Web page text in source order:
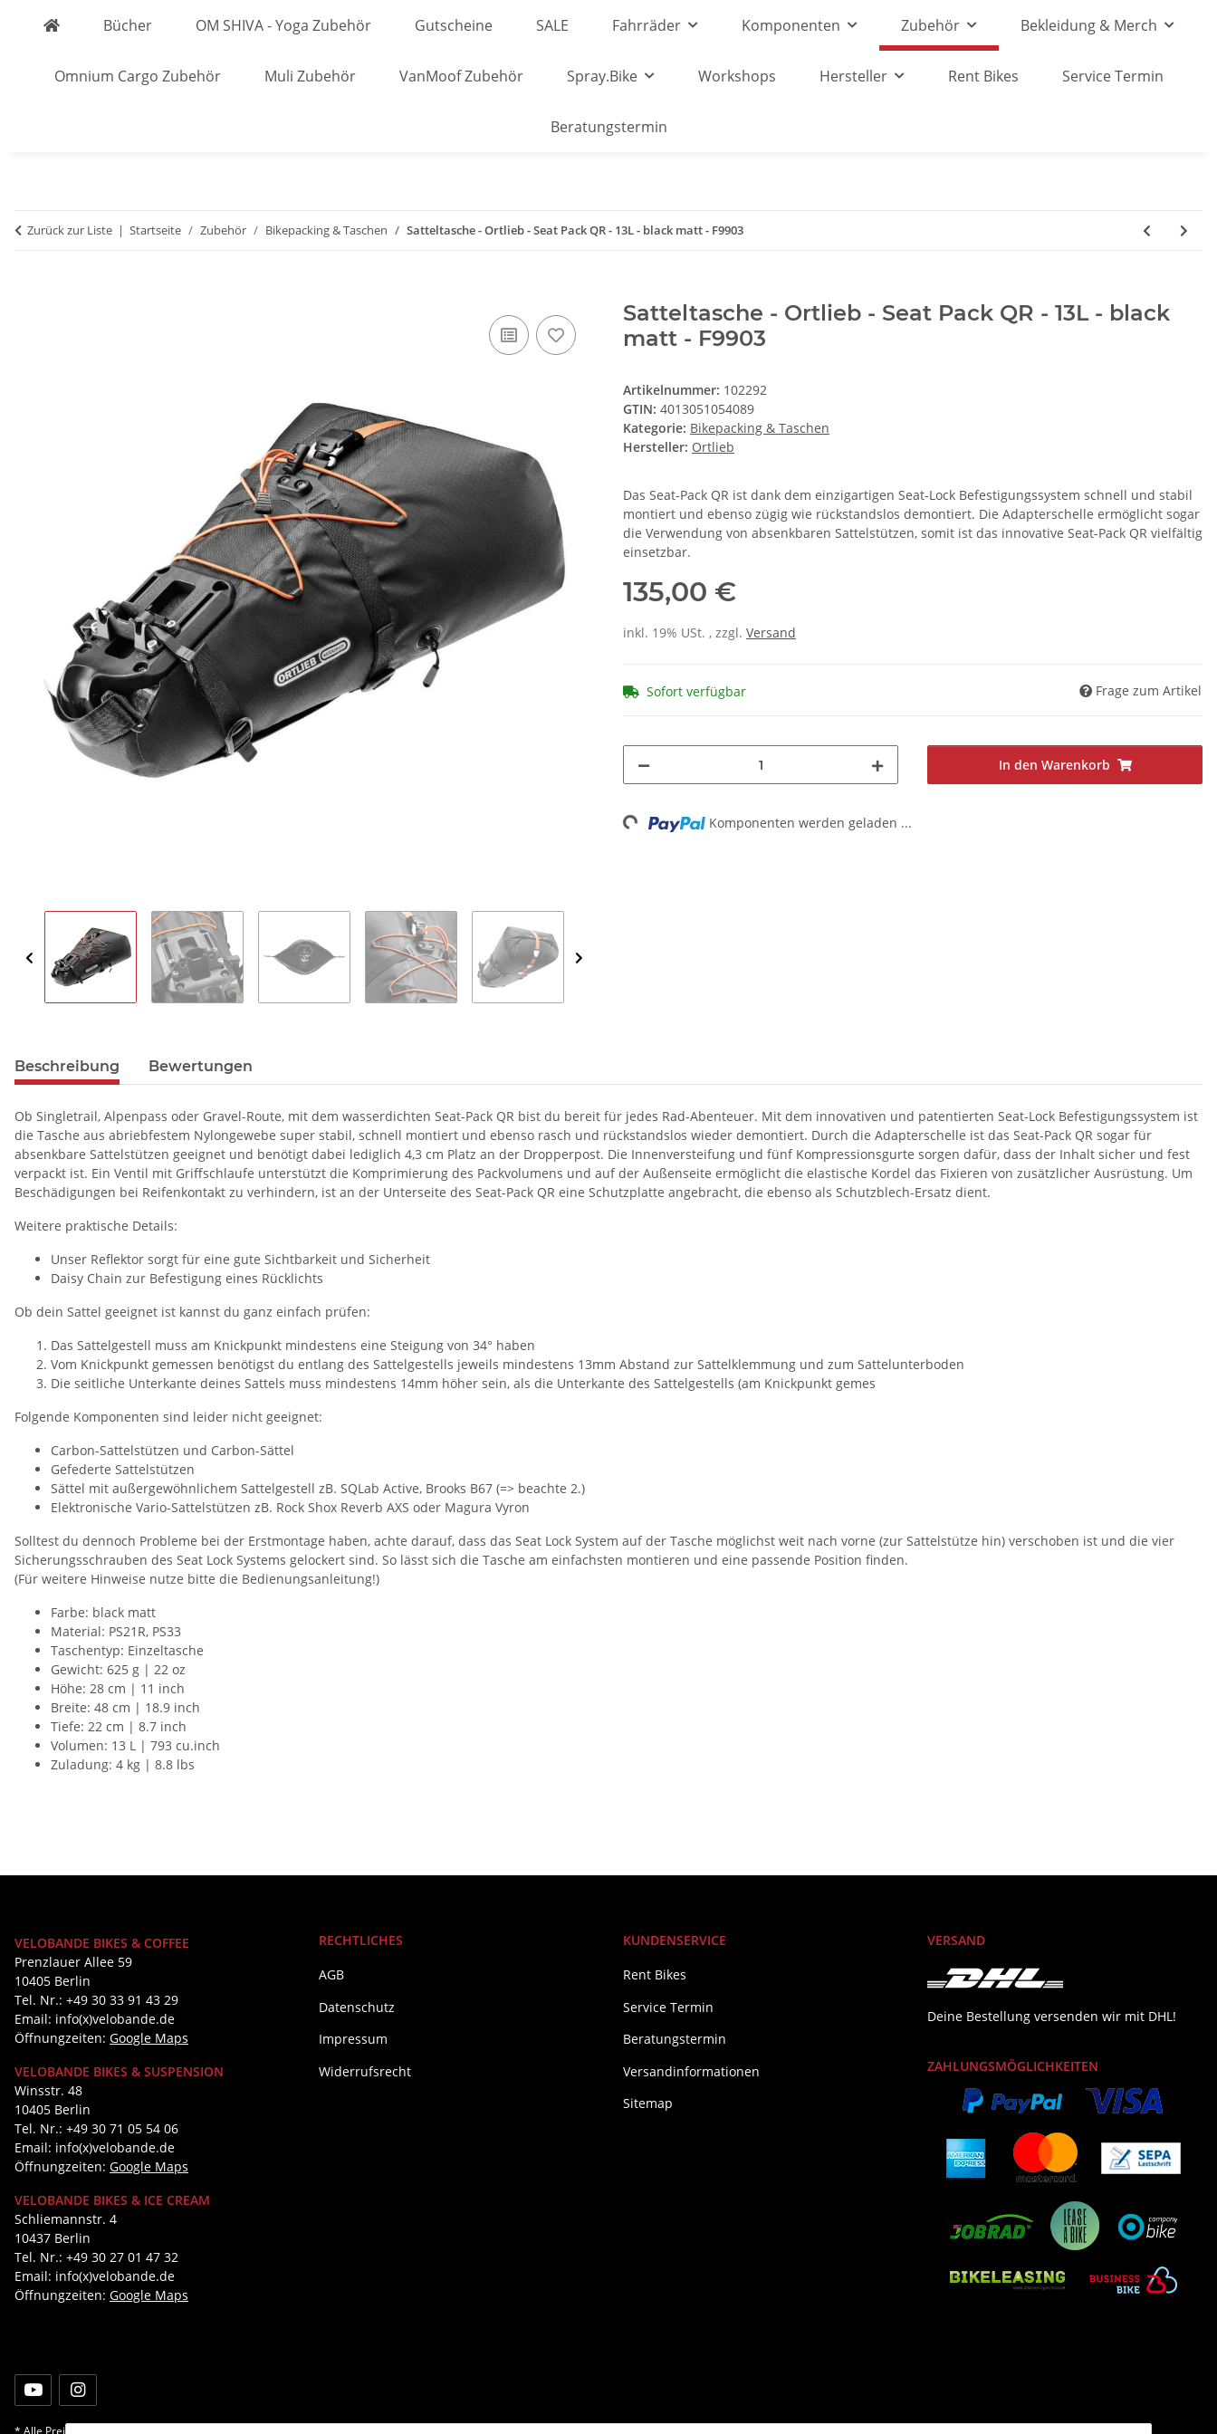
Bücher OM SHIVA - Yoga Zubehör Gutscheine SALE Fahrräder Komponenten Zubehör Bekleidung & Merch
Omnium Cargo Zubehör Muli Zubehör VanMoof Zubehör Spray.Bike Workshops Hersteller Rent Bikes Service Termin
Beratungstermin
Zurück zur Liste Startseite Zubehör Bikepacking & Taschen Satteltasche - Ortlieb - Seat Pack QR - 13L - black matt - F9903
Satteltasche - Ortlieb - Seat Pack QR - 13L - black
matt - F9903
Artikelnummer: 102292
GTIN: 4013051054089
Kategorie: Bikepacking & Taschen
Hersteller: Ortlieb
Das Seat-Pack QR ist dank dem einzigartigen Seat-Lock Befestigungssystem schnell und stabil
montiert und ebenso zügig wie rückstandslos demontiert. Die Adapterschelle ermöglicht sogar
die Verwendung von absenkbaren Sattelstützen, somit ist das innovative Seat-Pack QR vielfältig
einsetzbar.
135,00 €
inkl. 19% USt. , zzgl. Versand
Sofort verfügbar Frage zum Artikel
In den Warenkorb
Loading... Komponenten werden geladen ...
Beschreibung Bewertungen
Ob Singletrail, Alpenpass oder Gravel-Route, mit dem wasserdichten Seat-Pack QR bist du bereit für jedes Rad-Abenteuer. Mit dem innovativen und patentierten Seat-Lock Befestigungssystem ist
die Tasche aus abriebfestem Nylongewebe super stabil, schnell montiert und ebenso rasch und rückstandslos wieder demontiert. Durch die Adapterschelle ist das Seat-Pack QR sogar für
absenkbare Sattelstützen geeignet und benötigt dabei lediglich 4,3 cm Platz an der Dropperpost. Die Innenversteifung und fünf Kompressionsgurte sorgen dafür, dass der Inhalt sicher und fest
verpackt ist. Ein Ventil mit Griffschlaufe unterstützt die Komprimierung des Packvolumens und auf der Außenseite ermöglicht die elastische Kordel das Fixieren von zusätzlicher Ausrüstung. Um
Beschädigungen bei Reifenkontakt zu verhindern, ist an der Unterseite des Seat-Pack QR eine Schutzplatte angebracht, die ebenso als Schutzblech-Ersatz dient.
Weitere praktische Details:
Unser Reflektor sorgt für eine gute Sichtbarkeit und Sicherheit
Daisy Chain zur Befestigung eines Rücklichts
Ob dein Sattel geeignet ist kannst du ganz einfach prüfen:
Das Sattelgestell muss am Knickpunkt mindestens eine Steigung von 34° haben
Vom Knickpunkt gemessen benötigst du entlang des Sattelgestells jeweils mindestens 13mm Abstand zur Sattelklemmung und zum Sattelunterboden
Die seitliche Unterkante deines Sattels muss mindestens 14mm höher sein, als die Unterkante des Sattelgestells (am Knickpunkt gemes
Folgende Komponenten sind leider nicht geeignet:
Carbon-Sattelstützen und Carbon-Sättel
Gefederte Sattelstützen
Sättel mit außergewöhnlichem Sattelgestell zB. SQLab Active, Brooks B67 (=> beachte 2.)
Elektronische Vario-Sattelstützen zB. Rock Shox Reverb AXS oder Magura Vyron
Solltest du dennoch Probleme bei der Erstmontage haben, achte darauf, dass das Seat Lock System auf der Tasche möglichst weit nach vorne (zur Sattelstütze hin) verschoben ist und die vier
Sicherungsschrauben des Seat Lock Systems gelockert sind. So lässt sich die Tasche am einfachsten montieren und eine passende Position finden.
(Für weitere Hinweise nutze bitte die Bedienungsanleitung!)
Farbe: black matt
Material: PS21R, PS33
Taschentyp: Einzeltasche
Gewicht: 625 g | 22 oz
Höhe: 28 cm | 11 inch
Breite: 48 cm | 18.9 inch
Tiefe: 22 cm | 8.7 inch
Volumen: 13 L | 793 cu.inch
Zuladung: 4 kg | 8.8 lbs
VELOBANDE BIKES & COFFEE
Prenzlauer Allee 59
10405 Berlin
Tel. Nr.: +49 30 33 91 43 29
Email: info(x)velobande.de
Öffnungzeiten: Google Maps
VELOBANDE BIKES & SUSPENSION
Winsstr. 48
10405 Berlin
Tel. Nr.: +49 30 71 05 54 06
Email: info(x)velobande.de
Öffnungzeiten: Google Maps
VELOBANDE BIKES & ICE CREAM
Schliemannstr. 4
10437 Berlin
Tel. Nr.: +49 30 27 01 47 32
Email: info(x)velobande.de
Öffnungzeiten: Google Maps
RECHTLICHES
AGB
Datenschutz
Impressum
Widerrufsrecht
KUNDENSERVICE
Rent Bikes
Service Termin
Beratungstermin
Versandinformationen
Sitemap
VERSAND
Deine Bestellung versenden wir mit DHL!
ZAHLUNGSMÖGLICHKEITEN